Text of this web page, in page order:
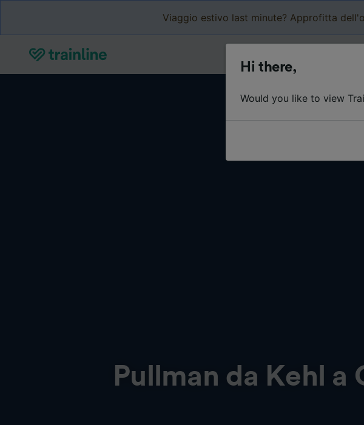
Viaggio estivo last minute? Approfitta
Pullman da Kehl a
Hi there,
Would you like to view